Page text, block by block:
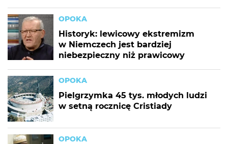
OPOKA
Historyk: lewicowy ekstremizm
w Niemczech jest bardziej
niebezpieczny niż prawicowy
OPOKA
Pielgrzymka 45 tys. młodych ludzi
w setną rocznicę Cristiady
OPOKA